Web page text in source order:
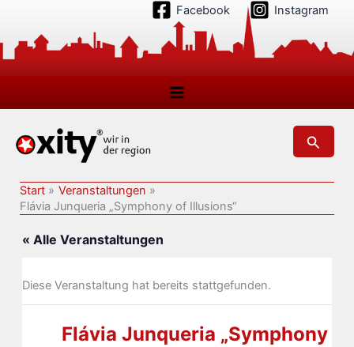
springen
Facebook Instagram
Suchen
Start
Veranstaltungen
Flávia Junqueria „Symphony of Illusions“
« Alle Veranstaltungen
Diese Veranstaltung hat bereits stattgefunden.
Flávia Junqueria „Symphony